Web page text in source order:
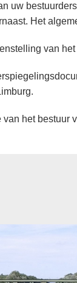
uw
Het
van
van het bestuur